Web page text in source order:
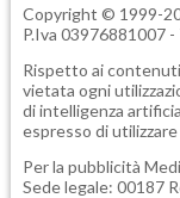
Copyright © 1999-
P.Iva 03976881007
Rispetto ai
vietata ogni
di intelligenza
espresso di
Per la pubblicità
Sede legale: 00187